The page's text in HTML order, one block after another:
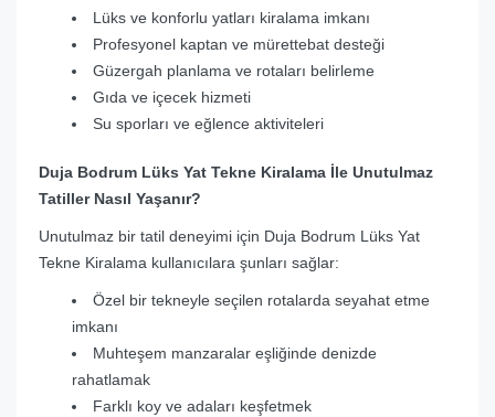
Lüks ve konforlu yatları kiralama imkanı
Profesyonel kaptan ve mürettebat desteği
Güzergah planlama ve rotaları belirleme
Gıda ve içecek hizmeti
Su sporları ve eğlence aktiviteleri
Duja Bodrum Lüks Yat Tekne Kiralama İle Unutulmaz
Tatiller Nasıl Yaşanır?
Unutulmaz bir tatil deneyimi için Duja Bodrum Lüks Yat
Tekne Kiralama kullanıcılara şunları sağlar:
Özel bir tekneyle seçilen rotalarda seyahat etme
imkanı
Muhteşem manzaralar eşliğinde denizde
rahatlamak
Farklı koy ve adaları keşfetmek